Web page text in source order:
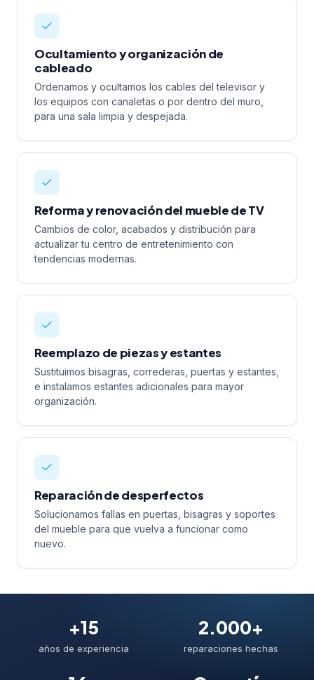
Ocultamiento y organización de
cableado
Ordenamos y ocultamos los cables del televisor y
los equipos con canaletas o por dentro del muro,
para una sala limpia y despejada.
Reforma y renovación del mueble de TV
Cambios de color, acabados y distribución para
actualizar tu centro de entretenimiento con
tendencias modernas.
Reemplazo de piezas y estantes
Sustituimos bisagras, correderas, puertas y estantes,
e instalamos estantes adicionales para mayor
organización.
Reparación de desperfectos
Solucionamos fallas en puertas, bisagras y soportes
del mueble para que vuelva a funcionar como
nuevo.
+15
años de experiencia
2.000+
reparaciones hechas